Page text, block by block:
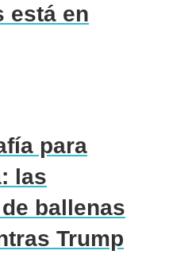
está en
para
las
ballenas
Trump